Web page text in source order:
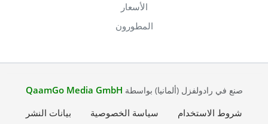
الأسعار
المطورون
صنع في رادولفزل (ألمانيا) بواسطة QaamGo Media GmbH
شروط الاستخدام
سياسة الخصوصية بيانات النشر